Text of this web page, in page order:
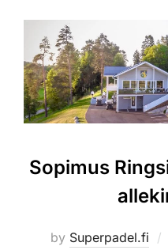
Sopimus
by Superpadel.fi